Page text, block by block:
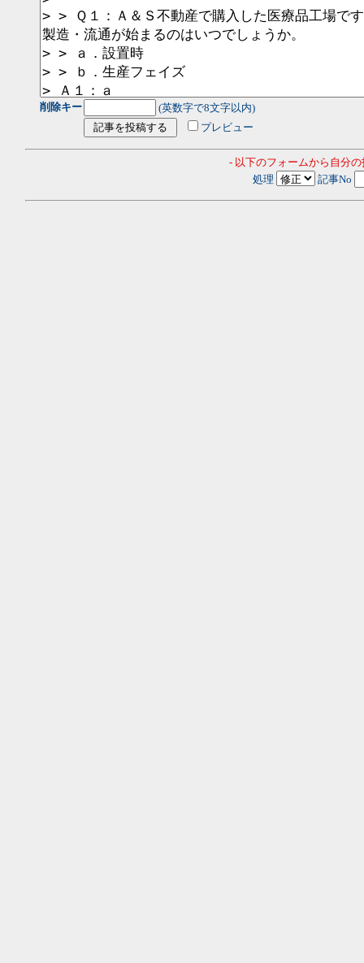
削除キー
(英数字で8文字以内)
プレビュー
- 以下のフォームから自分
処理
記事No